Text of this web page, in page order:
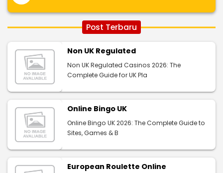
Post Terbaru
Non UK Regulated
Non UK Regulated Casinos 2026: The
Complete Guide for UK Pla
Online Bingo UK
Online Bingo UK 2026: The Complete Guide to
Sites, Games & B
European Roulette Online